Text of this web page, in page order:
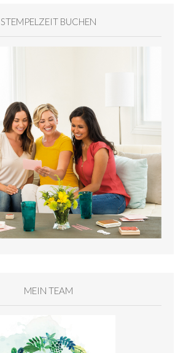
STEMPELZEIT BUCHEN
MEIN TEAM